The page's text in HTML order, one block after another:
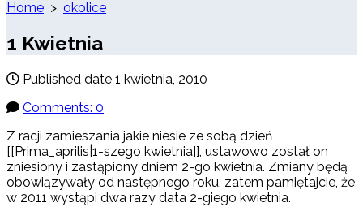
Home > okolice
1 Kwietnia
Published date 1 kwietnia, 2010
Comments: 0
Z racji zamieszania jakie niesie ze sobą dzień
[[Prima_aprilis|1-szego kwietnia]], ustawowo został on
zniesiony i zastąpiony dniem 2-go kwietnia. Zmiany będą
obowiązywały od następnego roku, zatem pamiętajcie, że
w 2011 wystąpi dwa razy data 2-giego kwietnia.